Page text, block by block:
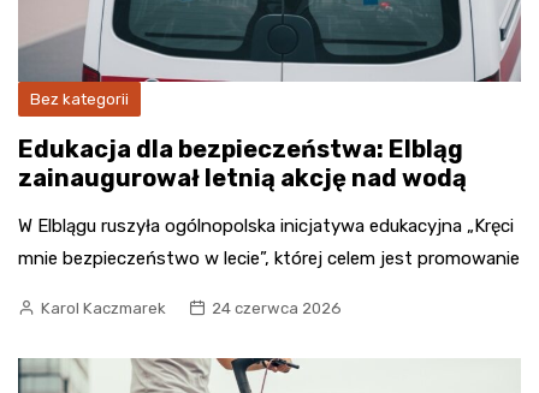
Bez kategorii
Edukacja dla bezpieczeństwa: Elbląg
zainaugurował letnią akcję nad wodą
W Elblągu ruszyła ogólnopolska inicjatywa edukacyjna „Kręci
mnie bezpieczeństwo w lecie”, której celem jest promowanie
Karol Kaczmarek 24 czerwca 2026